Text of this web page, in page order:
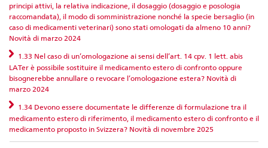
principi attivi, la relativa indicazione, il dosaggio (dosaggio e posologia
raccomandata), il modo di somministrazione nonché la specie bersaglio (in
caso di medicamenti veterinari) sono stati omologati da almeno 10 anni?
Novità di marzo 2024
1.33 Nel caso di un’omologazione ai sensi dell’art. 14 cpv. 1 lett. abis
LATer è possibile sostituire il medicamento estero di confronto oppure
bisognerebbe annullare o revocare l’omologazione estera? Novità di
marzo 2024
1.34 Devono essere documentate le differenze di formulazione tra il
medicamento estero di riferimento, il medicamento estero di confronto e il
medicamento proposto in Svizzera? Novità di novembre 2025